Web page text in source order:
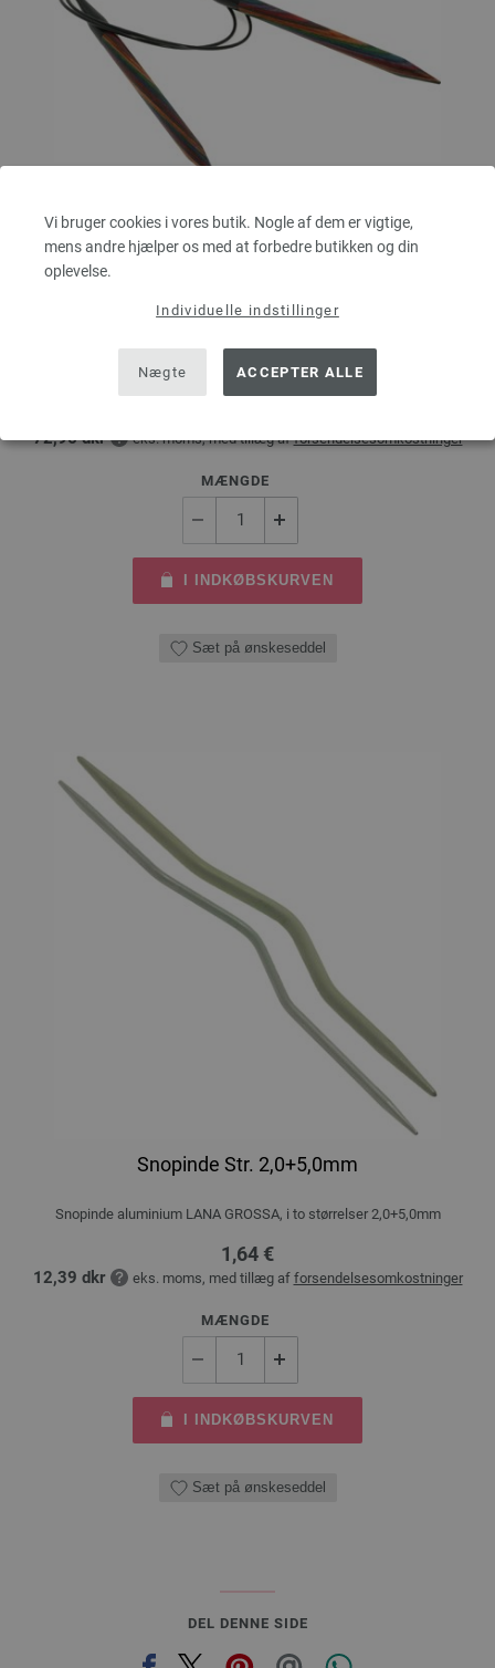
Vi bruger cookies i vores butik. Nogle af dem er vigtige,
mens andre hjælper os med at forbedre butikken og din
oplevelse.
Individuelle indstillinger
Nægte ACCEPTER ALLE
Rundpind Design Træ Multicolor Str. 8,0/80cm
tykkelse 8,0 mm; længde ca. 80 cm
72,96 dkr eks. moms, med tillæg afforsendelsesomkostninger
MÆNGDE
I INDKØBSKURVEN
Sæt på ønskeseddel
Snopinde Str. 2,0+5,0mm
Snopinde aluminium LANA GROSSA, i to størrelser 2,0+5,0mm
1,64 €
12,39 dkr eks. moms, med tillæg af forsendelsesomkostninger
MÆNGDE
I INDKØBSKURVEN
Sæt på ønskeseddel
DEL DENNE SIDE